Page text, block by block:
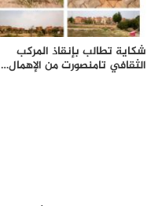
شكاية تطالب بإنقاذ المركب
الثقافي تامنصورت من الإهمال…